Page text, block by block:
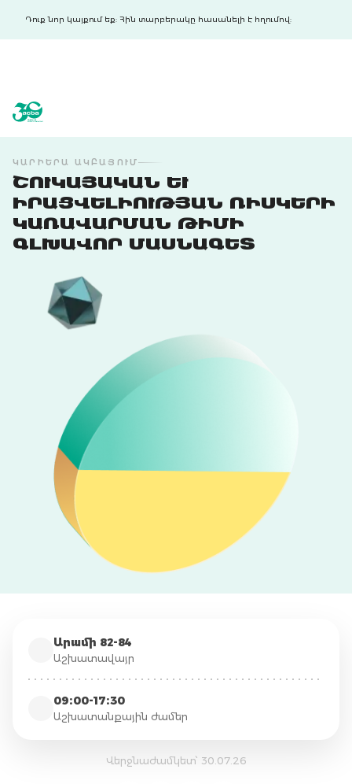
Դուք նոր կայքում եք: Հին տարբերակը հասանելի է հղումով:
ԿԱՐԻԵՐԱ ԱԿԲԱՅՈՒՄ
ՇՈՒԿԱՅԱԿԱՆ ԵՒ Ի
ՐԱՑՎԵԼԻՈՒԹՅԱՆ ՌԻՍԿԵՐԻ Կ
ԱՌԱՎԱՐՄԱՆ ԹԻՄԻ Գ
ԼԽԱՎՈՐ ՄԱՍՆԱԳԵՏ
Արամի 82-84
Աշխատավայր
09։00-17։30
Աշխատանքային ժամեր
Վերջնաժամկետ՝ 30.07.26